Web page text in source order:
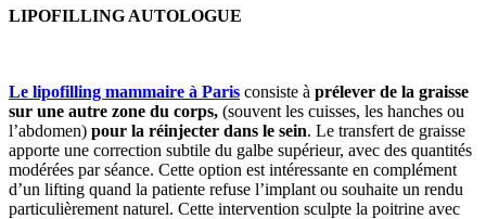
LIPOFILLING AUTOLOGUE
Le lipofilling mammaire à Paris consiste à prélever de la graisse
sur une autre zone du corps, (souvent les cuisses, les hanches ou
l’abdomen) pour la réinjecter dans le sein. Le transfert de graisse
apporte une correction subtile du galbe supérieur, avec des quantités
modérées par séance. Cette option est intéressante en complément
d’un lifting quand la patiente refuse l’implant ou souhaite un rendu
particulièrement naturel. Cette intervention sculpte la poitrine avec